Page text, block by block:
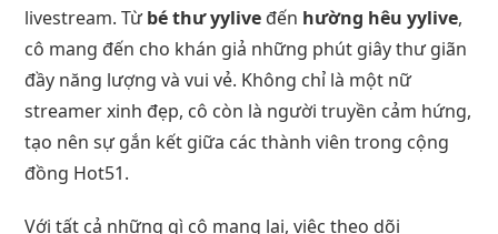
livestream. Từbé thư yylive đến hường hêu yylive,
cô mang đến cho khán giả những phút giây thư giãn
đầy năng lượng và vui vẻ. Không chỉ là một nữ
streamer xinh đẹp, cô còn là người truyền cảm hứng,
tạo nên sự gắn kết giữa các thành viên trong cộng
đồng Hot51.
Với tất cả những gì cô mang lại, việc theo dõi